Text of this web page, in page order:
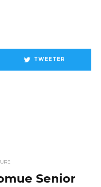
TWEETER
Senior